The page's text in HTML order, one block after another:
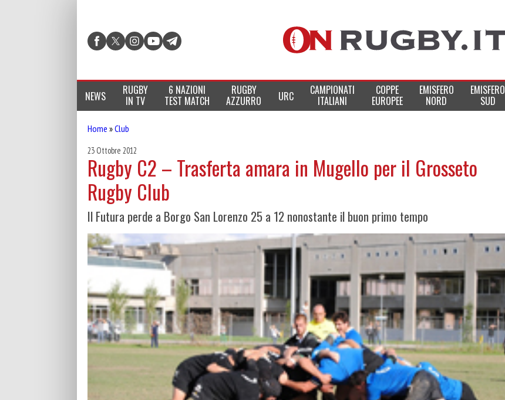
NEWS RUGBY
IN TV
6 NAZIONI
TEST MATCH
RUGBY
AZZURRO URC CAMPIONATI
ITALIANI
COPPE
EUROPEE
EMISFERO
NORD
EMISFERO
SUD
Home »Club
23 Ottobre 2012
Rugby C2 – Trasferta amara in Mugello per il Grosseto
Rugby Club
Il Futura perde a Borgo San Lorenzo 25 a 12 nonostante il buon primo tempo